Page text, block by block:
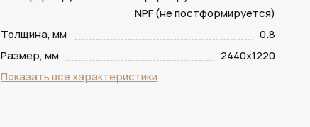
NPF (не постформируется)
Толщина, мм
0.8
Размер, мм
2440х1220
Показать все характеристики